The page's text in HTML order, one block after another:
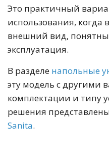
Это практичный
использования,
внешний вид,
эксплуатация.
В разделе напольные
эту модель с другими
комплектации и типу
решения
Sanita.